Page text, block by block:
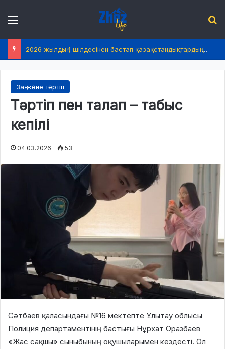
2026 жылдың 1 шілдесінен бастап қазақстандықтардың өмірінде не өзгереді?
Заң және тәртіп
Тәртіп пен талап – табыс
кепілі
04.03.2026 53
Сәтбаев қаласындағы №16 мектепте Ұлытау облысы
Полиция департаментінің бастығы Нұрхат Оразбаев
«Жас сақшы» сыныбының оқушыларымен кездесті. Ол